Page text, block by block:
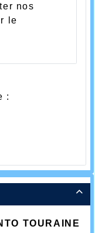

TOURAINE
nos
le
: